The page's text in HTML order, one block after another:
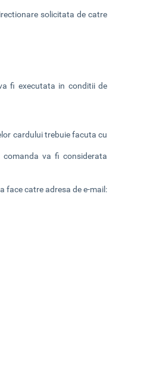
solicitata de catre
fi executata in conditii de
cardului trebuie facuta cu
va fi considerata
face catre adresa de e-mail: